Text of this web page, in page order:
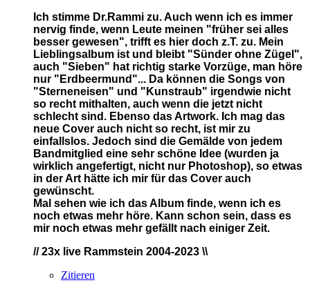
Ich stimme Dr.Rammi zu. Auch wenn ich es immer
nervig finde, wenn Leute meinen "früher sei alles
besser gewesen", trifft es hier doch z.T. zu. Mein
Lieblingsalbum ist und bleibt "Sünder ohne Zügel",
auch "Sieben" hat richtig starke Vorzüge, man höre
nur "Erdbeermund"... Da können die Songs von
"Sterneneisen" und "Kunstraub" irgendwie nicht
so recht mithalten, auch wenn die jetzt nicht
schlecht sind. Ebenso das Artwork. Ich mag das
neue Cover auch nicht so recht, ist mir zu
einfallslos. Jedoch sind die Gemälde von jedem
Bandmitglied eine sehr schöne Idee (wurden ja
wirklich angefertigt, nicht nur Photoshop), so etwas
in der Art hätte ich mir für das Cover auch
gewünscht.
Mal sehen wie ich das Album finde, wenn ich es
noch etwas mehr höre. Kann schon sein, dass es
mir noch etwas mehr gefällt nach einiger Zeit.
// 23x live Rammstein 2004-2023 \\
Zitieren